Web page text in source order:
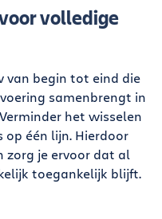
volledige
van begin tot eind die
samenbrengt in
het wisselen
één lijn. Hierdoor
zorg je ervoor dat al
toegankelijk blijft.